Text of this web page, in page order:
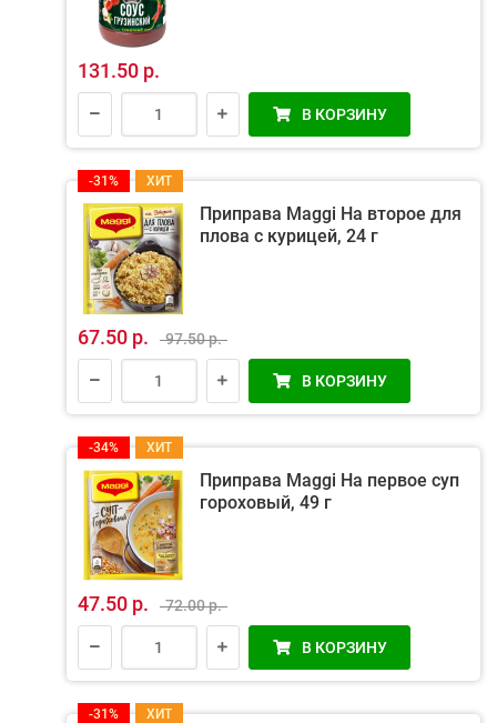
131.50 р.
В КОРЗИНУ
-31% ХИТ
Приправа Maggi На второе для
плова с курицей, 24 г
67.50 р. 97.50 р.
В КОРЗИНУ
-34% ХИТ
Приправа Maggi На первое суп
гороховый, 49 г
47.50 р. 72.00 р.
В КОРЗИНУ
-31% ХИТ